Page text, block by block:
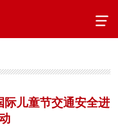
际儿童节交通安全进